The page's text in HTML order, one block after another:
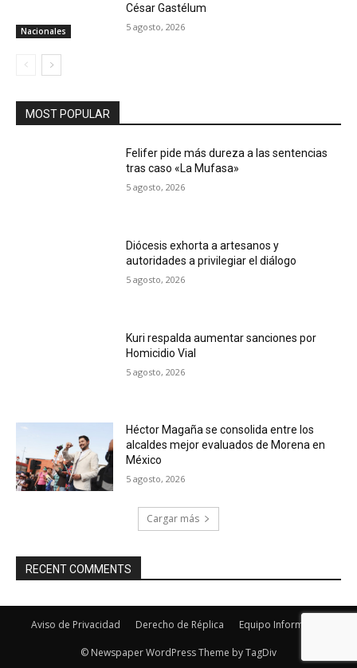
Nacionales
César Gastélum
5 agosto, 2026
MOST POPULAR
Felifer pide más dureza a las sentencias
tras caso «La Mufasa»
5 agosto, 2026
Diócesis exhorta a artesanos y
autoridades a privilegiar el diálogo
5 agosto, 2026
Kuri respalda aumentar sanciones por
Homicidio Vial
5 agosto, 2026
Héctor Magaña se consolida entre los
alcaldes mejor evaluados de Morena en
México
5 agosto, 2026
Cargar más
RECENT COMMENTS
Aviso de Privacidad Derecho de Réplica Equipo Informativo
© Newspaper WordPress Theme by TagDiv